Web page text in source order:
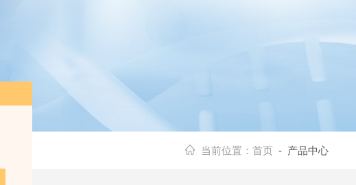
当前位置： 首页 - 产品中心